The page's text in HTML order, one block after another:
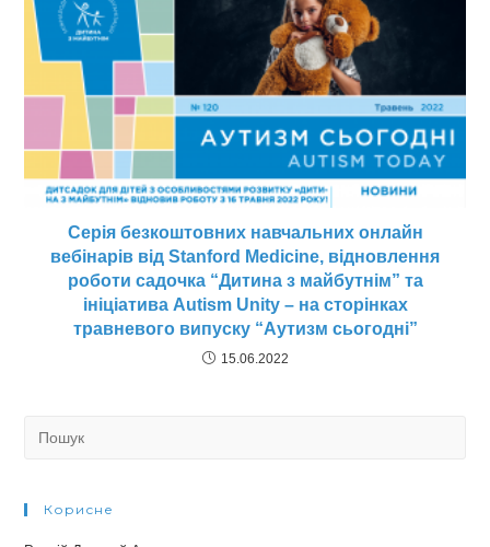
Серія безкоштовних навчальних онлайн
вебінарів від Stanford Medicine, відновлення
роботи садочка “Дитина з майбутнім” та
ініціатива Autism Unity – на сторінках
травневого випуску “Аутизм сьогодні”
15.06.2022
Корисне